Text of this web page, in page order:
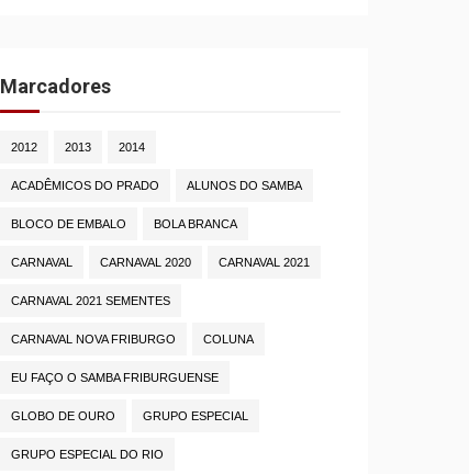
Marcadores
2012 2013 2014
ACADÊMICOS DO PRADO ALUNOS DO SAMBA
BLOCO DE EMBALO BOLA BRANCA
CARNAVAL CARNAVAL 2020 CARNAVAL 2021
CARNAVAL 2021 SEMENTES
CARNAVAL NOVA FRIBURGO COLUNA
EU FAÇO O SAMBA FRIBURGUENSE
GLOBO DE OURO GRUPO ESPECIAL
GRUPO ESPECIAL DO RIO